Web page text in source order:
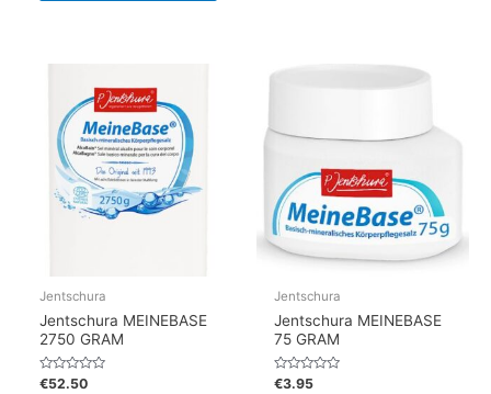
Jentschura
Jentschura MEINEBASE
2750 GRAM
Gewaardeerd
€52.50
Jentschura
Jentschura MEINEBASE
75 GRAM
Gewaardeerd
€3.95